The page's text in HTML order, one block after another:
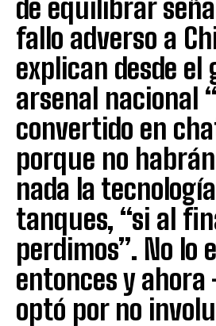
de equilibrar
fallo adverso a
explican desde el
arsenal nacional
convertido en
porque no
nada la
tanques, “si al
perdimos”. No lo
entonces y
optó por no